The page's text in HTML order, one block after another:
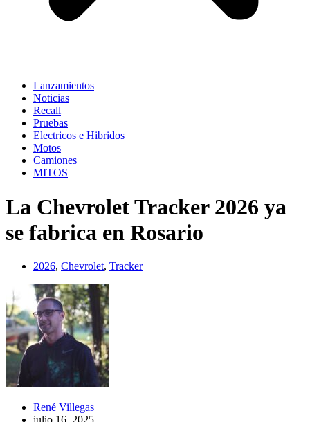
Lanzamientos
Noticias
Recall
Pruebas
Electricos e Hibridos
Motos
Camiones
MITOS
La Chevrolet Tracker 2026 ya
se fabrica en Rosario
2026, Chevrolet, Tracker
René Villegas